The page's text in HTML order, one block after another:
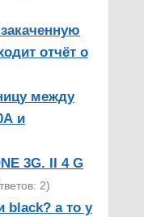
отчёт о
между
и
3G. II 4 G
2)
black? а то у